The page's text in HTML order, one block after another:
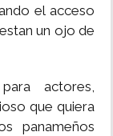
el acceso
un ojo de
actores,
que quiera
panameños